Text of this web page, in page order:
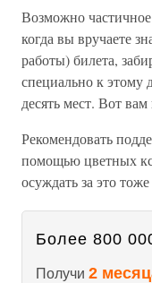
Возможно
когда вы вручаете
работы) билета,
специально к этому
десять мест. Вот
Рекомендовать
помощью цветных
осуждать за это
Более 800
Получи 2